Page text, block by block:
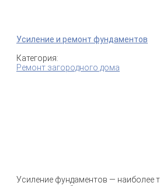
Усиление и ремонт фундаментов
Категория:
Ремонт загородного дома
Усиление фундаментов — наиболее